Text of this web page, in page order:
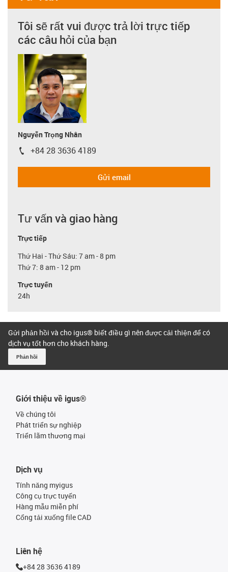
Tôi sẽ rất vui được trả lời trực tiếp
các câu hỏi của bạn
Nguyễn Trọng Nhân
igus-icon-phone
+84 28 3636 4189
Gửi email
Tư vấn và giao hàng
Trực tiếp
Thứ Hai - Thứ Sáu: 7 am - 8 pm
Thứ 7: 8 am - 12 pm
Trực tuyến
24h
Gửi phản hồi và cho igus® biết điều gì nên được cải thiện để có
dịch vụ tốt hơn cho khách hàng.
Phản hồi
Giới thiệu về igus®
Về chúng tôi
Phát triển sự nghiệp
Triển lãm thương mại
Dịch vụ
Tính năng myigus
Công cụ trực tuyến
Hàng mẫu miễn phí
Cổng tải xuống file CAD
Liên hệ
+84 28 3636 4189